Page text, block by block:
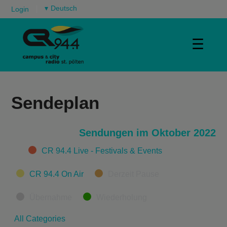
Login ▾
☰
Sendeplan
Sendungen im Oktober 2022
CategoriesCR 94.4 Live - Festivals & Events
CR 94.4 On Air
All Categories